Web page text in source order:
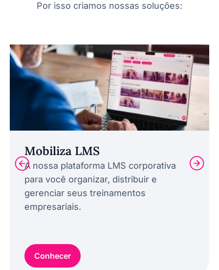
Por isso criamos nossas soluções:
Mobiliza LMS
A nossa plataforma LMS corporativa
para você organizar, distribuir e
gerenciar seus treinamentos
empresariais.
Conhecer